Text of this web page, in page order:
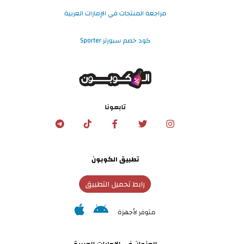
مراجعة المنتجات في الإمارات العربية
كود خصم سبورتر Sporter
تابعونا
تطبيق الكوبون
رابط تحميل التطبيق
متوفر لأجهزة